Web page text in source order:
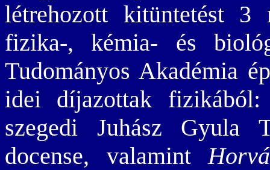
létrehozott kitüntetést 3
fizika-, kémia- és
Tudományos Akadémia
idei díjazottak
szegedi Juhász Gyula
docense, valamint